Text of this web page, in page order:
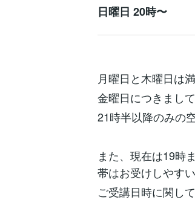
日曜日 20時〜
月曜日と木曜日は満
金曜日につきまし
21時半以降のみの
また、現在は19時
帯はお受けしやすい
ご受講日時に関し